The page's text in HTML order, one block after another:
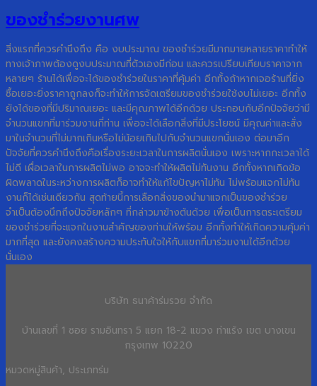
ของชำร่วยงานศพ
สิ่งแรกที่ควรคำนึงถึง คือ งบประมาณ ของชำร่วยมีมากมายหลายราคาทำให้
ทางเจ้าภาพต้องดูงบประมาณที่ตัวเองมีก่อน และควรเปรียบเทียบราคาจาก
หลายๆ ร้านได้เพื่อจะได้ของชำร่วยในราคาที่คุ้มค่า อีกทั้งถ้าหากเจอร้านที่ยิ่ง
ซื้อเยอะยิ่งราคาถูกลงก็จะทำให้การจัดเตรียมของชำร่วยใช้งบไม่เยอะ อีกทั้ง
ยังได้ของที่มีปริมาณเยอะ และมีคุณภาพได้อีกด้วย ประกอบกับอีกปัจจัยว่ามี
จำนวนแขกที่มาร่วมงานกี่ท่าน เพื่อจะได้เลือกสิ่งที่มีประโยชน์ มีคุณค่าและสั่ง
มาในจำนวนที่ไม่มากเกินหรือไม่น้อยเกินไปกับจำนวนแขกนั่นเอง ต่อมาอีก
ปัจจัยที่ควรคำนึงถึงคือเรื่องระยะเวลาในการผลิตนั่นเอง เพราะหากกะเวลาได้
ไม่ดี เผื่อเวลาในการผลิตไม่พอ อาจจะทำให้ผลิตไม่ทันงาน อีกทั้งหากเกิดข้อ
ผิดพลาดในระหว่างการผลิตก็อาจทำให้แก้ไขปัญหาไม่ทัน ไม่พร้อมแจกไม่ทัน
งานก็ได้เช่นเดียวกัน สุดท้ายนี้การเลือกสิ่งของนำมาแจกเป็นของชำร่วย
จำเป็นต้องนึกถึงปัจจัยหลักๆ ที่กล่าวมาข้างต้นด้วย เพื่อเป็นการตระเตรียม
ของชำร่วยที่จะแจกในงานสำคัญของท่านให้พร้อม อีกทั้งทำให้เกิดความคุ้มค่า
มากที่สุด และยังคงสร้างความประทับใจให้กับแขกที่มาร่วมงานได้อีกด้วย
นั่นเอง
บริษัท ธนาค้าร่มรวย จำกัด
บ้านเลขที่ 1 ซอย รามอินทรา 5 แยก 18-2 แขวง ท่าแร้ง เขต บางเขน
กรุงเทพ 10220
หมวดหมู่สินค้า, ประเภทร่ม